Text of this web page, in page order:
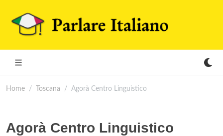
Home Toscana Agorà Centro Linguistico
Agorà Centro Linguistico